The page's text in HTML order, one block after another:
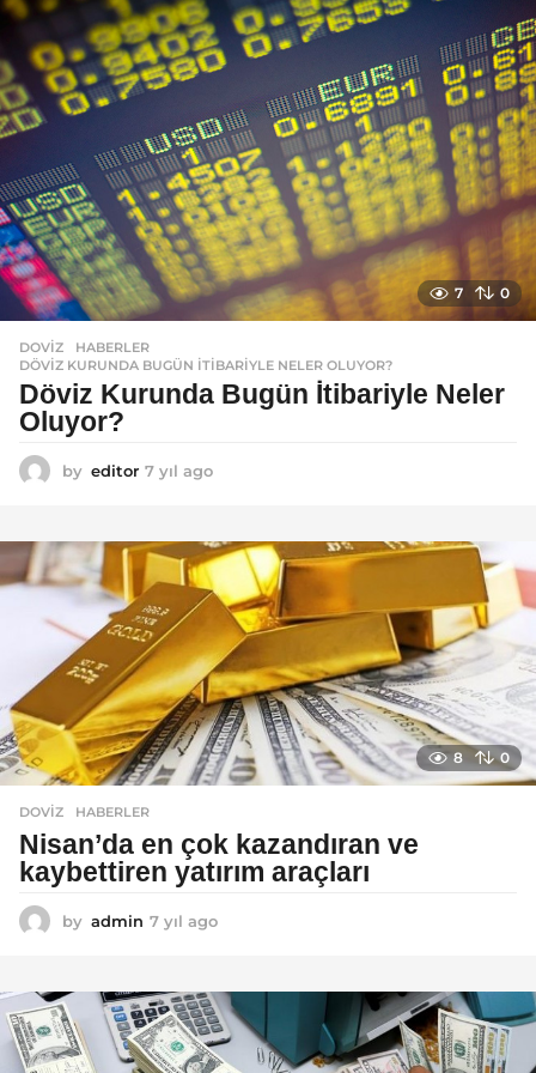
7 0
DOVIZ ,HABERLER
DÖVIZ KURUNDA BUGÜN İTIBARIYLE NELER OLUYOR?
Döviz Kurunda Bugün İtibariyle Neler
Oluyor?
by editor 7 yıl ago
l
a
g
o
8 0
DOVIZ ,HABERLER
Nisan’da en çok kazandıran ve
kaybettiren yatırım araçları
by admin 7 yıl ago
l
a
g
o